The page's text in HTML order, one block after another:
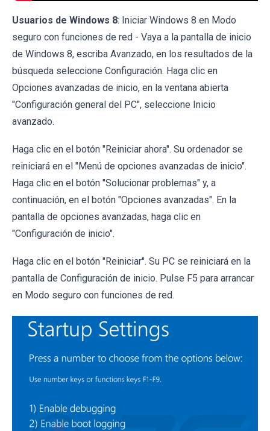
Usuarios de Windows 8: Iniciar Windows 8 en Modo
seguro con funciones de red - Vaya a la pantalla de inicio
de Windows 8, escriba Avanzado, en los resultados de la
búsqueda seleccione Configuración. Haga clic en
Opciones avanzadas de inicio, en la ventana abierta
"Configuración general del PC", seleccione Inicio
avanzado.
Haga clic en el botón "Reiniciar ahora". Su ordenador se
reiniciará en el "Menú de opciones avanzadas de inicio".
Haga clic en el botón "Solucionar problemas" y, a
continuación, en el botón "Opciones avanzadas". En la
pantalla de opciones avanzadas, haga clic en
"Configuración de inicio".
Haga clic en el botón "Reiniciar". Su PC se reiniciará en la
pantalla de Configuración de inicio. Pulse F5 para arrancar
en Modo seguro con funciones de red.